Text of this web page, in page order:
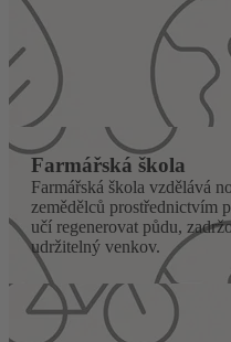
Farmářská škola
Farmářská škola vzdělává
zemědělců prostřednictvím
učí regenerovat půdu,
udržitelný venkov.